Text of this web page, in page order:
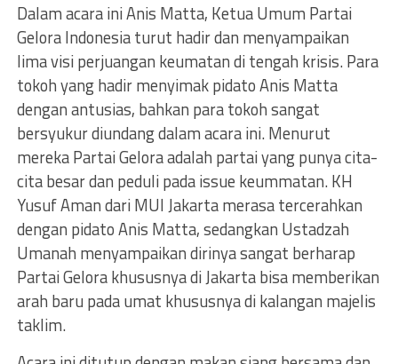
Dalam acara ini Anis Matta, Ketua Umum Partai
Gelora Indonesia turut hadir dan menyampaikan
lima visi perjuangan keumatan di tengah krisis. Para
tokoh yang hadir menyimak pidato Anis Matta
dengan antusias, bahkan para tokoh sangat
bersyukur diundang dalam acara ini. Menurut
mereka Partai Gelora adalah partai yang punya cita-
cita besar dan peduli pada issue keummatan. KH
Yusuf Aman dari MUI Jakarta merasa tercerahkan
dengan pidato Anis Matta, sedangkan Ustadzah
Umanah menyampaikan dirinya sangat berharap
Partai Gelora khususnya di Jakarta bisa memberikan
arah baru pada umat khususnya di kalangan majelis
taklim.